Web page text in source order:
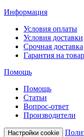
Информация
Условия оплаты
Условия доставки
Срочная доставка
Гарантия на товар
Помощь
Помощь
Статьи
Вопрос-ответ
Производители
Настройки cookie